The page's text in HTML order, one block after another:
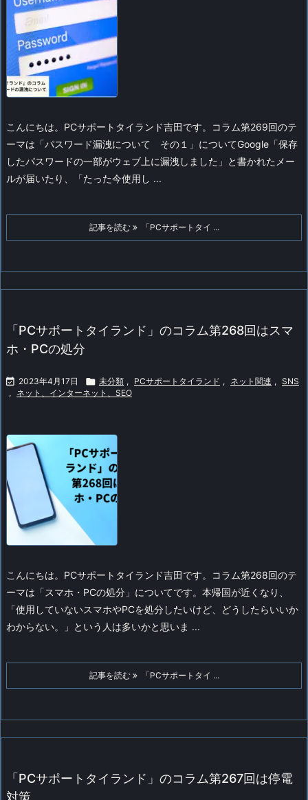
こんにちは。PCサポートタイランド吉田です。
コラム第269回のテ
ーマは「パスワード漏洩について その１」についてGoogle「保存
したパスワードの一部がウェブ上に漏洩しました」と書かれたメー
ルが届いたり、「たった今使用し ...
記事を読む 「PCサポートタイ ...
「PCサポートタイランド」のコラム第268回はスマ
ホ・PCの処分
 2023年4月17日  未分類 , PCサポートタイランド , ネット関連 , SNS
, ネット、インターネット、SEO
こんにちは。PCサポートタイランド吉田です。コラム第268回のテ
ーマは「スマホ・PCの処分」についてです。 本帰国が近くなり、
「使用していないスマホやPCを処分したいけど、どうしたらいいか
わからない。」という人は多いかと思いま ...
記事を読む 「PCサポートタイ ...
「PCサポートタイランド」のコラム第267回は停電
対策